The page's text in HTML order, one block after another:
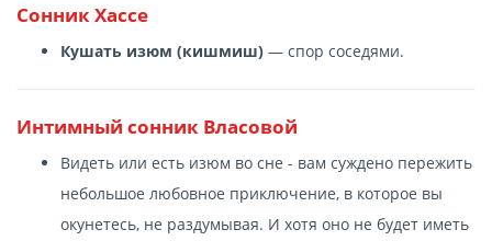
Сонник Хассе
Кушать изюм (кишмиш) — спор соседями.
Интимный сонник Власовой
Видеть или есть изюм во сне - вам суждено пережить
небольшое любовное приключение, в которое вы
окунетесь, не раздумывая. И хотя оно не будет иметь